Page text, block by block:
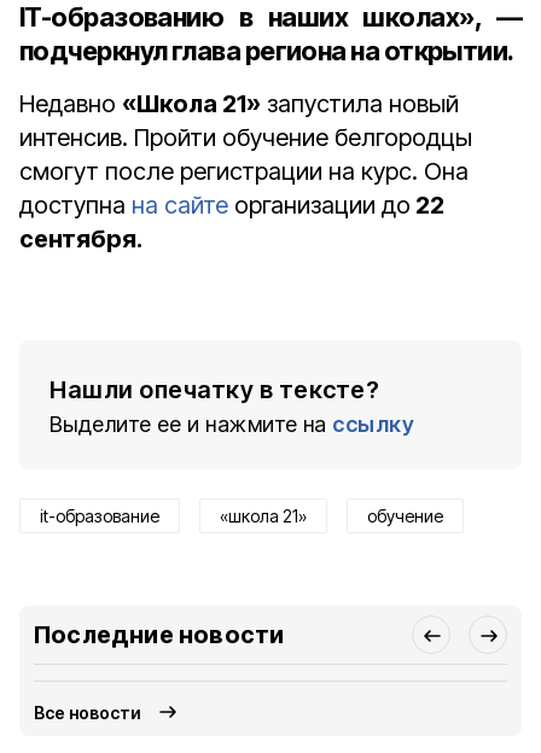
IT-образованию в наших школах», —
подчеркнул глава региона на открытии.
Недавно «Школа 21» запустила новый
интенсив. Пройти обучение белгородцы
смогут после регистрации на курс. Она
доступна на сайте организации до 22
сентября.
Нашли опечатку в тексте?
Выделите ее и нажмите на ссылку
it-образование «школа 21» обучение
Последние новости
Все новости